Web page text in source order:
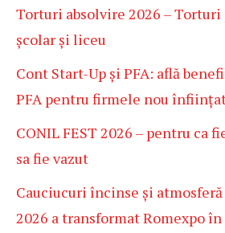
Torturi absolvire 2026 –
școlar și liceu
Cont Start-Up și PFA: află
PFA pentru firmele nou
CONIL FEST 2026 – pentru ca
sa fie vazut
Cauciucuri încinse și
2026 a transformat Romexpo